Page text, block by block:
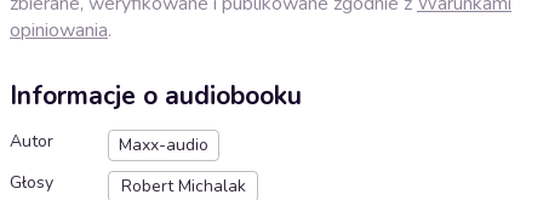
opiniowania.
Informacje o audiobooku
Autor
Maxx-audio
Głosy
Robert Michalak